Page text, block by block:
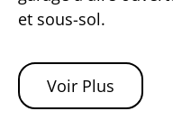
et sous-sol.
Voir Plus